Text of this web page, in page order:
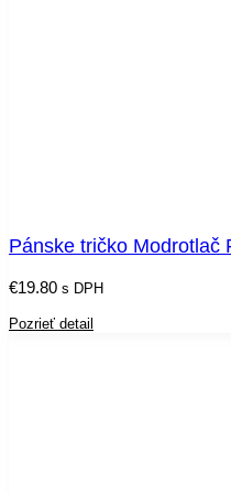
Pánske tričko Modrotlač
€19.80 s DPH
Pozrieť detail